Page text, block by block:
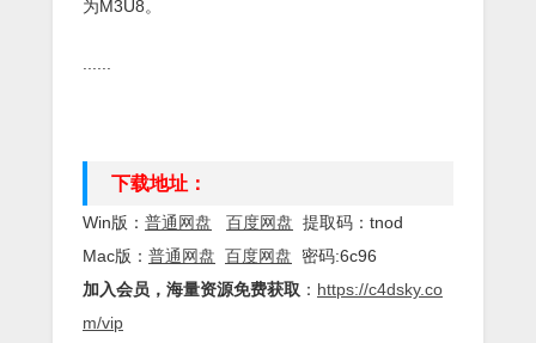
为M3U8。
下载地址：
Win版： 普通网盘 百度网盘 提取码：tnod
Mac版： 普通网盘 百度网盘 密码:6c96
加入会员，海量资源免费获取 ： https://c4dsky.co
m/vip